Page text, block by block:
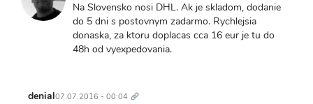
Na Slovensko nosi DHL. Ak je skladom, dodanie
do 5 dni s postovnym zadarmo. Rychlejsia
donaska, za ktoru doplacas cca 16 eur je tu do
48h od vyexpedovania.
denial07.07.2016 - 00:04 odkaz